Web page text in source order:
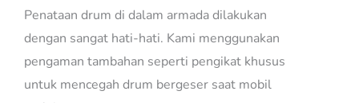
Penataan drum di dalam armada dilakukan
dengan sangat hati-hati. Kami menggunakan
pengaman tambahan seperti pengikat khusus
untuk mencegah drum bergeser saat mobil